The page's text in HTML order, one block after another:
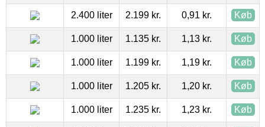
2.400 liter 2.199 kr. 0,91 kr. Køb
1.000 liter 1.135 kr. 1,13 kr. Køb
1.000 liter 1.199 kr. 1,19 kr. Køb
1.000 liter 1.205 kr. 1,20 kr. Køb
1.000 liter 1.235 kr. 1,23 kr. Køb